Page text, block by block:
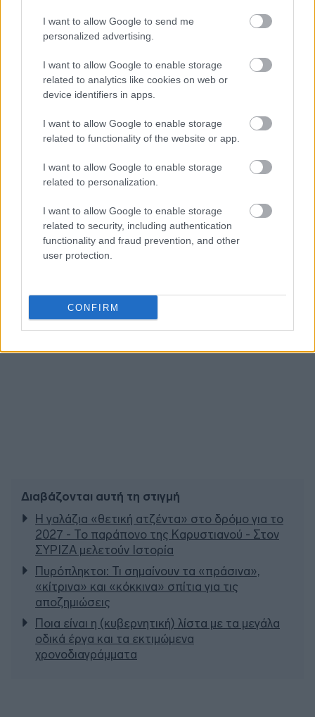
I want to allow Google to send me
personalized advertising.
I want to allow Google to enable storage
related to analytics like cookies on web or
device identifiers in apps.
I want to allow Google to enable storage
related to functionality of the website or app.
I want to allow Google to enable storage
related to personalization.
I want to allow Google to enable storage
related to security, including authentication
functionality and fraud prevention, and other
user protection.
CONFIRM
πρώτοι όλες τιςειδήσειςαπό την Ελλάδα και τον κόσμο.
Διαβάζονται αυτή τη στιγμή
Η γαλάζια «θετική ατζέντα» στο δρόμο για το
2027 - Το παράπονο της Καρυστιανού - Στον
ΣΥΡΙΖΑ μελετούν Ιστορία
Πυρόπληκτοι: Τι σημαίνουν τα «πράσινα»,
«κίτρινα» και «κόκκινα» σπίτια για τις
αποζημιώσεις
Ποια είναι η (κυβερνητική) λίστα με τα μεγάλα
οδικά έργα και τα εκτιμώμενα
χρονοδιαγράμματα